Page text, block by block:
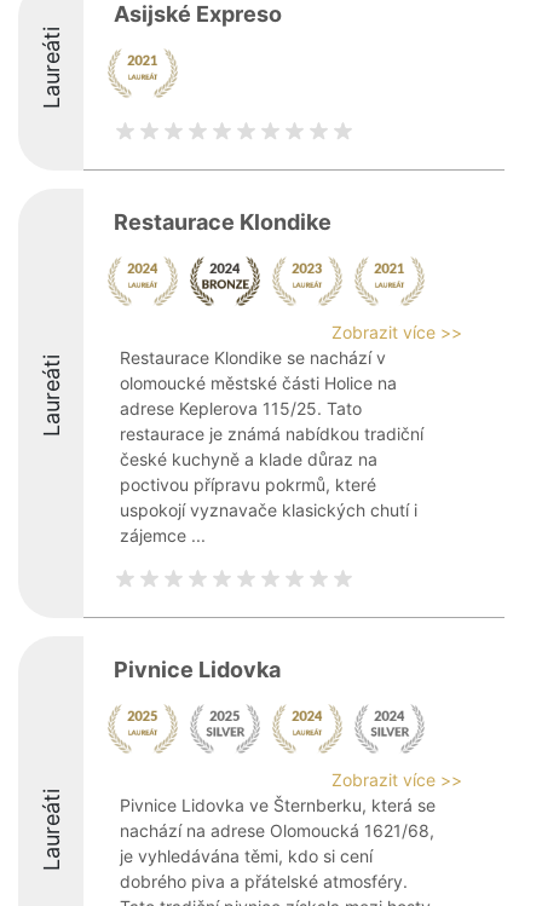
Laureáti
Asijské Expreso
Laureáti
Restaurace Klondike
Zobrazit více >>
Restaurace Klondike se nachází v
olomoucké městské části Holice na
adrese Keplerova 115/25. Tato
restaurace je známá nabídkou tradiční
české kuchyně a klade důraz na
poctivou přípravu pokrmů, které
uspokojí vyznavače klasických chutí i
zájemce ...
Laureáti
Pivnice Lidovka
Zobrazit více >>
Pivnice Lidovka ve Šternberku, která se
nachází na adrese Olomoucká 1621/68,
je vyhledávána těmi, kdo si cení
dobrého piva a přátelské atmosféry.